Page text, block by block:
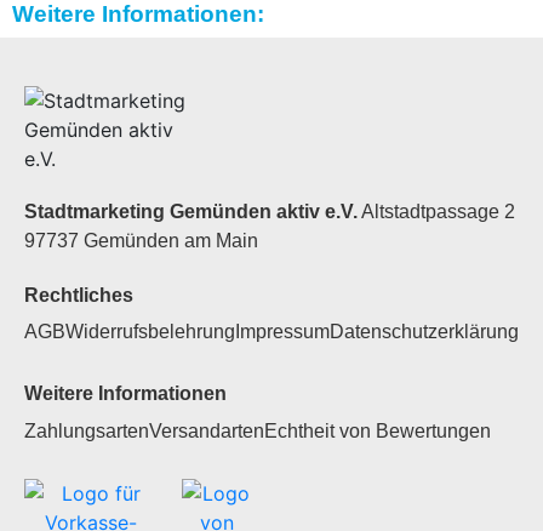
Weitere Informationen:
Stadtmarketing Gemünden aktiv e.V.Altstadtpassage 2
97737 Gemünden am Main
Rechtliches
AGBWiderrufsbelehrung ImpressumDatenschutzerklärung
Weitere Informationen
ZahlungsartenVersandartenEchtheit von Bewertungen